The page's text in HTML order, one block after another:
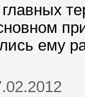
ему